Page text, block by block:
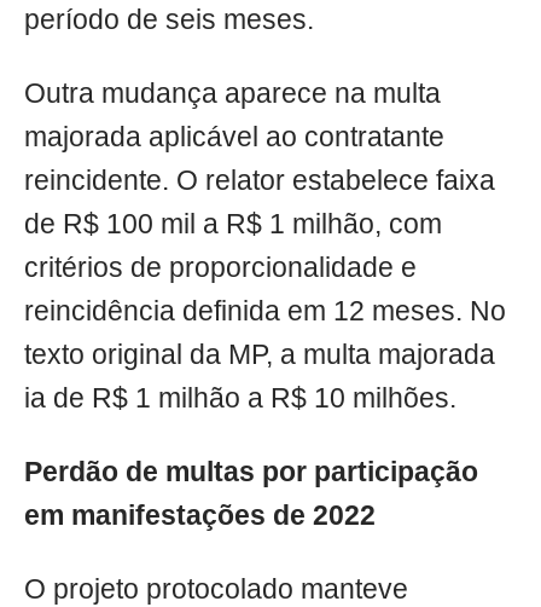
período de seis meses.
Outra mudança aparece na multa
majorada aplicável ao contratante
reincidente. O relator estabelece faixa
de R$ 100 mil a R$ 1 milhão, com
critérios de proporcionalidade e
reincidência definida em 12 meses. No
texto original da MP, a multa majorada
ia de R$ 1 milhão a R$ 10 milhões.
Perdão de multas por participação
em manifestações de 2022
O projeto protocolado manteve